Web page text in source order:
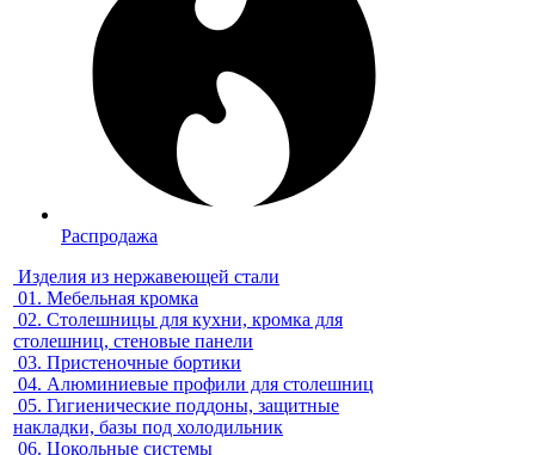
Распродажа
Изделия из нержавеющей стали
01. Мебельная кромка
02. Столешницы для кухни, кромка для
столешниц, стеновые панели
03. Пристеночные бортики
04. Алюминиевые профили для столешниц
05. Гигиенические поддоны, защитные
накладки, базы под холодильник
06. Цокольные системы